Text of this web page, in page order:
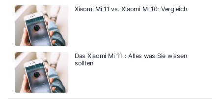
Xiaomi Mi 11 vs. Xiaomi Mi 10: Vergleich
Das Xiaomi Mi 11：Alles was Sie wissen
sollten